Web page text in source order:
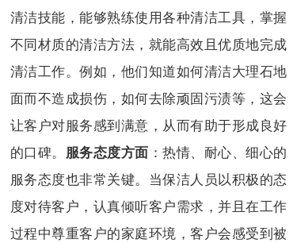
清洁技能，能够熟练使用各种清洁工具，掌握
不同材质的清洁方法，就能高效且优质地完成
清洁工作。例如，他们知道如何清洁大理石地
面而不造成损伤，如何去除顽固污渍等，这会
让客户对服务感到满意，从而有助于形成良好
的口碑。 服务态度方面 ：热情、耐心、细心的
服务态度也非常关键。当保洁人员以积极的态
度对待客户，认真倾听客户需求，并且在工作
过程中尊重客户的家庭环境，客户会感受到被